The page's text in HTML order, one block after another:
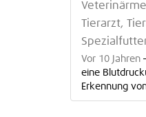
Tierarzt,
Vor 10 Jahren
eine
Erkennung